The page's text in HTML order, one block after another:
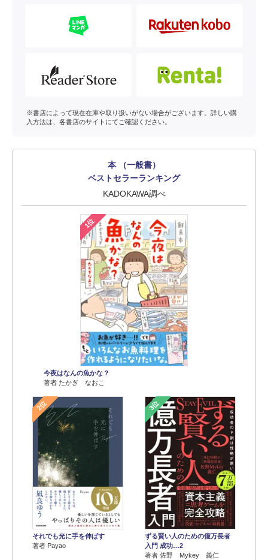
※書店によって現在在庫や取り扱いがない場合がございます。詳しい購
入方法は、各書店のサイトにてご確認ください。
本 （一般書）
ベストセラーランキング
KADOKAWA調べ
1位
今夜はなんの魚かな？
著者 たかぎ なおこ
2位
それでも光に手を伸ばす
著者 Payao
3位
ずる賢い人のための億万長者
入門 成功…2
著者 佐野 Mykey 義仁